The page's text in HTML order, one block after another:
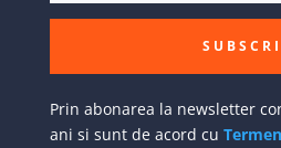
Prin abonarea la newsletter
ani si sunt de acord cu